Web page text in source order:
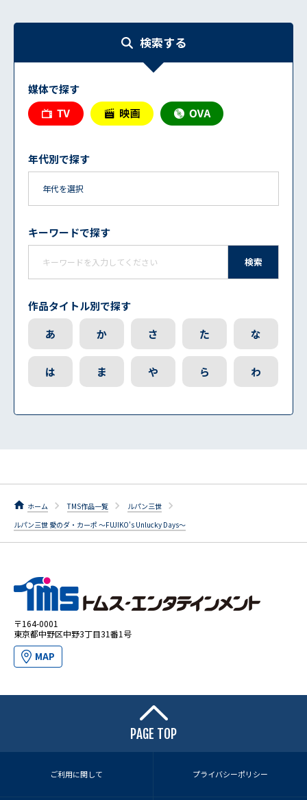
検索する
媒体で探す
年代別で探す
キーワードで探す
検索
作品タイトル別で探す
あ
か さ た な
は ま や ら わ
ホーム TMS作品一覧
ルパン三世
ルパン三世 愛のダ・カーポ ～FUJIKO's Unlucky Days～
〒164-0001
東京都中野区中野3丁目31番1号
MAP
PAGE TOP
ご利用に関して プライバシーポリシー